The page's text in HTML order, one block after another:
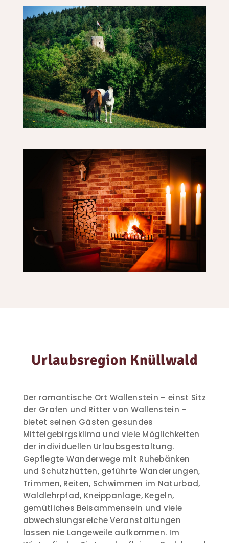
Urlaubsregion Knüllwald
Der romantische Ort Wallenstein – einst Sitz
der Grafen und Ritter von Wallenstein –
bietet seinen Gästen gesundes
Mittelgebirgsklima und viele Möglichkeiten
der individuellen Urlaubsgestaltung.
Gepflegte Wanderwege mit Ruhebänken
und Schutzhütten, geführte Wanderungen,
Trimmen, Reiten, Schwimmen im Naturbad,
Waldlehrpfad, Kneippanlage, Kegeln,
gemütliches Beisammensein und viele
abwechslungsreiche Veranstaltungen
lassen nie Langeweile aufkommen. Im